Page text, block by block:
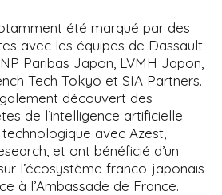
été marqué par des
avec les équipes de Dassault
Paribas Japon, LVMH Japon,
Tech Tokyo et SIA Partners.
découvert des
de l’intelligence artificielle
avec Azest,
et ont bénéficié d’un
l’écosystème franco-japonais
à l’Ambassade de France.